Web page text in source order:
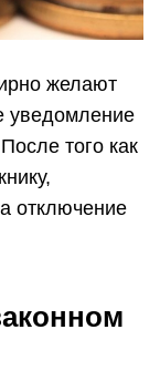
желают
уведомление
того как
отключение